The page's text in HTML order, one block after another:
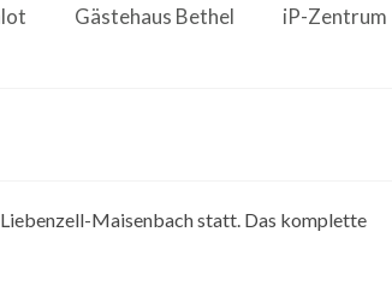
Gästehaus Bethel iP-Zentrum
Maisenbach statt. Das komplette